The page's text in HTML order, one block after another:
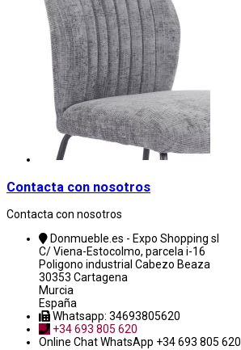
Contacta con nosotros
Contacta con nosotros
Donmueble.es - Expo Shopping sl
C/ Viena-Estocolmo, parcela i-16
Poligono industrial Cabezo Beaza
30353 Cartagena
Murcia
España
Whatsapp: 34693805620
+34 693 805 620
Online ChatWhatsApp +34 693 805 620